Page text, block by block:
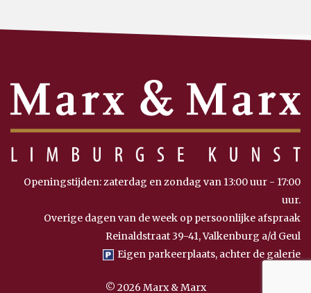
Openingstijden: zaterdag en zondag van 13:00 uur - 17:00
uur.
Overige dagen van de week op persoonlijke afspraak
Reinaldstraat 39-41, Valkenburg a/d Geul
Eigen parkeerplaats, achter de galerie
© 2026 Marx & Marx